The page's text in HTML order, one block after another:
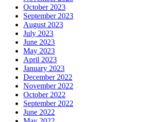
October 2023
September 2023
August 2023
July 2023
June 2023
May 2023
April 2023
January 2023
December 2022
November 2022
October 2022
September 2022
June 2022